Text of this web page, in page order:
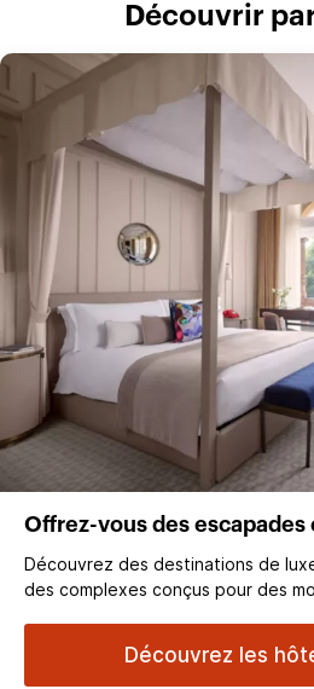
Découvrir
Offrez-vous des
Découvrez des destinations de
des complexes conçus pour des
Découvrez les